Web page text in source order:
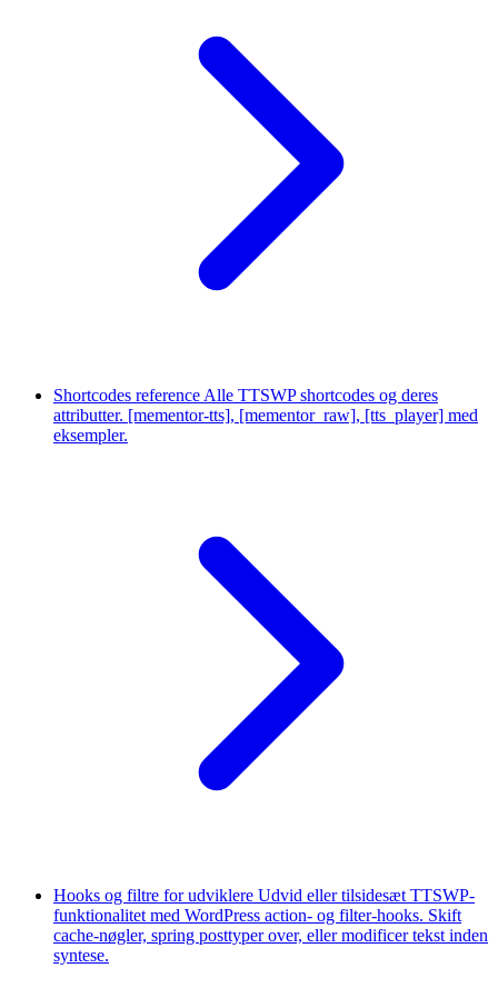
Shortcodes reference Alle TTSWP shortcodes og deres
attributter. [mementor-tts], [mementor_raw], [tts_player] med
eksempler.
Hooks og filtre for udviklere Udvid eller tilsidesæt TTSWP-
funktionalitet med WordPress action- og filter-hooks. Skift
cache-nøgler, spring posttyper over, eller modificer tekst inden
syntese.